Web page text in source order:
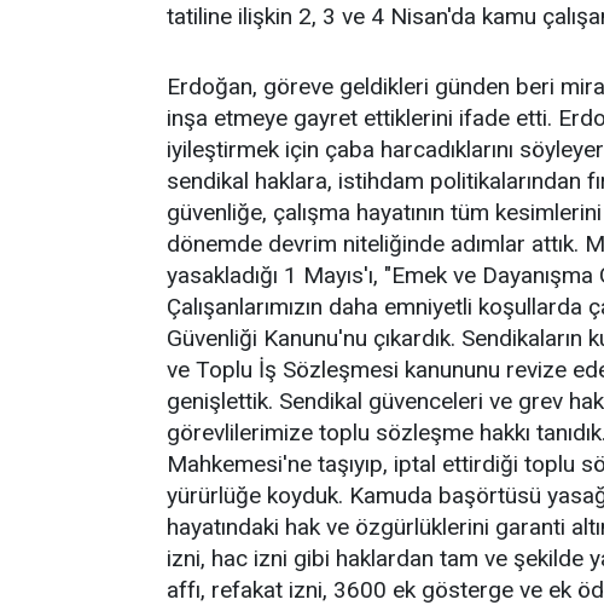
tatiline ilişkin 2, 3 ve 4 Nisan'da kamu
Erdoğan, göreve geldikleri günden beri
inşa etmeye gayret ettiklerini ifade etti.
iyileştirmek için çaba harcadıklarını
sendikal haklara, istihdam politikalarından
güvenliğe, çalışma hayatının tüm
dönemde devrim niteliğinde adımlar attık.
yasakladığı 1 Mayıs'ı, "Emek ve
Çalışanlarımızın daha emniyetli koşullarda
Güvenliği Kanunu'nu çıkardık. Sendikaların
ve Toplu İş Sözleşmesi kanununu revize
genişlettik. Sendikal güvenceleri ve grev
görevlilerimize toplu sözleşme hakkı
Mahkemesi'ne taşıyıp, iptal ettirdiği toplu
yürürlüğe koyduk. Kamuda başörtüsü
hayatındaki hak ve özgürlüklerini garanti
izni, hac izni gibi haklardan tam ve şekilde
affı, refakat izni, 3600 ek gösterge ve ek